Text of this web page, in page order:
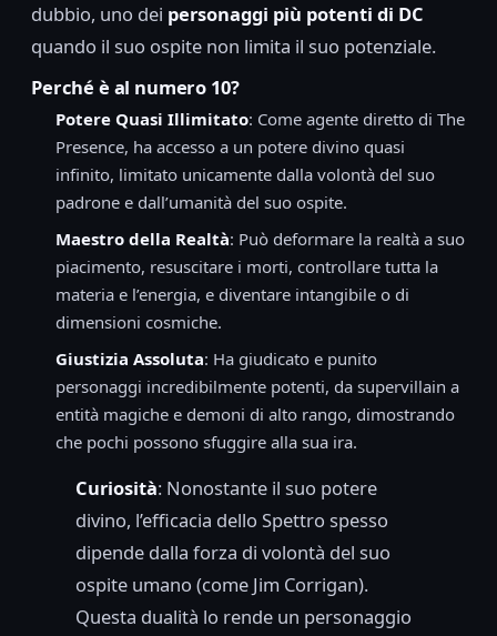
dubbio, uno dei personaggi più potenti di DC
quando il suo ospite non limita il suo potenziale.
Perché è al numero 10?
Potere Quasi Illimitato: Come agente diretto di The
Presence, ha accesso a un potere divino quasi
infinito, limitato unicamente dalla volontà del suo
padrone e dall’umanità del suo ospite.
Maestro della Realtà: Può deformare la realtà a suo
piacimento, resuscitare i morti, controllare tutta la
materia e l’energia, e diventare intangibile o di
dimensioni cosmiche.
Giustizia Assoluta: Ha giudicato e punito
personaggi incredibilmente potenti, da supervillain a
entità magiche e demoni di alto rango, dimostrando
che pochi possono sfuggire alla sua ira.
Curiosità: Nonostante il suo potere
divino, l’efficacia dello Spettro spesso
dipende dalla forza di volontà del suo
ospite umano (come Jim Corrigan).
Questa dualità lo rende un personaggio